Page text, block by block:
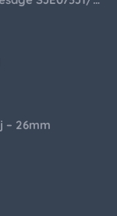
– 26mm